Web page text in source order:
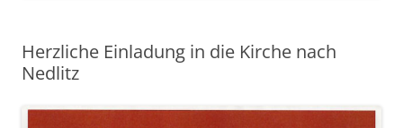
Herzliche Einladung in die Kirche nach
Nedlitz